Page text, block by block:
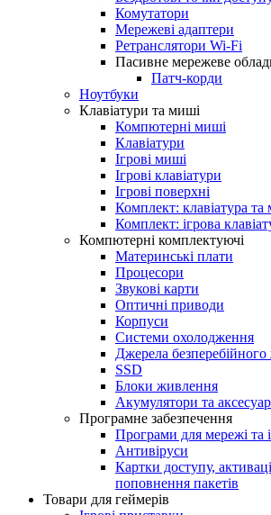
Комутатори
Мережеві адаптери
Ретранслятори Wi-Fi
Пасивне мережеве
Патч-корди
Ноутбуки
Клавіатури та миші
Компютерні миші
Клавіатури
Ігрові миші
Ігрові клавіатури
Ігрові поверхні
Комплект: клавіатура
Комплект: ігрова
Компютерні комплектуючі
Материнські плати
Процесори
Звукові карти
Оптичні приводи
Корпуси
Системи охолодження
Джерела
SSD
Блоки живлення
Акумулятори та
Програмне забезпечення
Програми для мережі та
Антивіруси
Картки доступу,
поповнення пакетів
Товари для геймерів